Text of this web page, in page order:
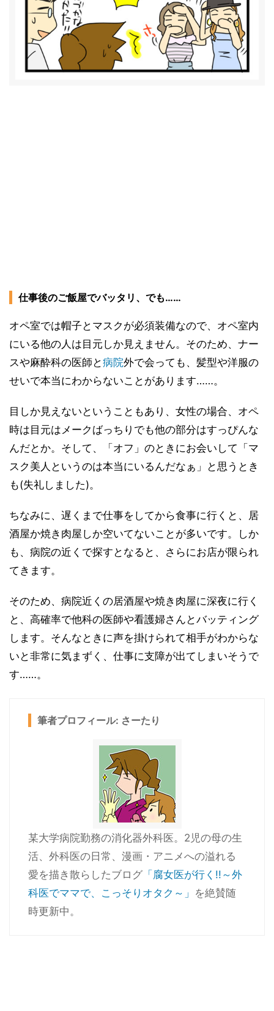
仕事後のご飯屋でバッタリ、でも……
オペ室では帽子とマスクが必須装備なので、オペ室内
にいる他の人は目元しか見えません。そのため、ナー
スや麻酔科の医師と病院外で会っても、髪型や洋服の
せいで本当にわからないことがあります……。
目しか見えないということもあり、女性の場合、オペ
時は目元はメークばっちりでも他の部分はすっぴんな
んだとか。そして、「オフ」のときにお会いして「マ
スク美人というのは本当にいるんだなぁ」と思うとき
も(失礼しました)。
ちなみに、遅くまで仕事をしてから食事に行くと、居
酒屋か焼き肉屋しか空いてないことが多いです。しか
も、病院の近くで探すとなると、さらにお店が限られ
てきます。
そのため、病院近くの居酒屋や焼き肉屋に深夜に行く
と、高確率で他科の医師や看護婦さんとバッティング
します。そんなときに声を掛けられて相手がわからな
いと非常に気まずく、仕事に支障が出てしまいそうで
す……。
筆者プロフィール: さーたり
某大学病院勤務の消化器外科医。2児の母の生
活、外科医の日常、漫画・アニメへの溢れる
愛を描き散らしたブログ 「腐女医が行く!!～外
科医でママで、こっそりオタク～」 を絶賛随
時更新中。